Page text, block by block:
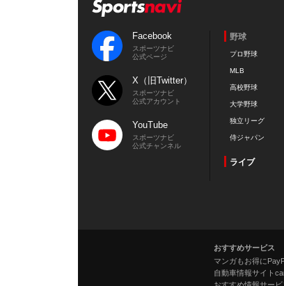
Facebook
スポーツナビ
公式ページ
X（旧Twitter）
スポーツナビ
公式アカウント
YouTube
スポーツナビ
公式チャンネル
野球
プロ野球
MLB
高校野球
大学野球
独立リーグ
侍ジャパン
ライブ
おすすめサービス
マンガもお得に
自動車情報サイト